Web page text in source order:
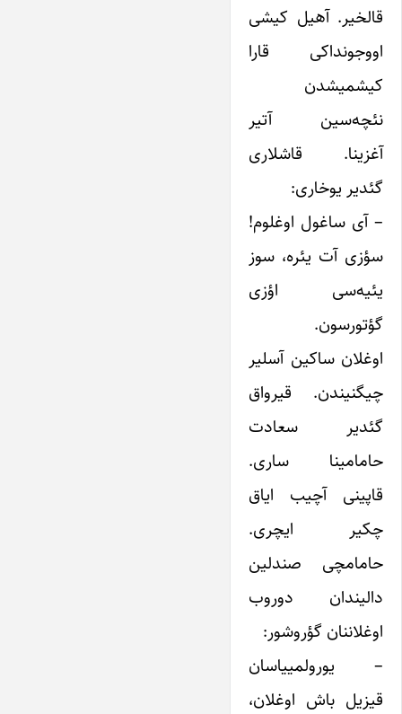
قالخیر. آهیل کیشی
اووجونداکی قارا
کیشمیشدن
نئچه‌سین آتیر
آغزینا. قاشلاری
گئدیر یوخاری:
– آی ساغول اوغلوم!
سؤزی آت یئره، سوز
یئیه‌سی اؤزی
گؤتورسون.
اوغلان ساکین آسلیر
چیگنیندن. قیرواق
گئدیر سعادت
حامامینا ساری.
قاپینی آچیب ایاق
چکیر ایچری.
حامامچی صندلین
دالیندان دوروب
اوغلاننان گؤروشور:
– یورولمییاسان
قیزیل باش اوغلان،